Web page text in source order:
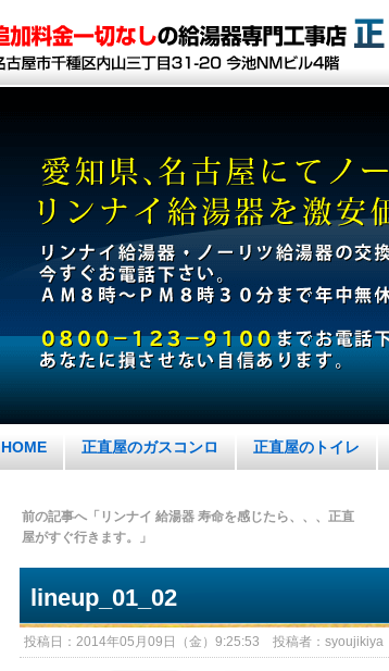
HOME 正直屋のガスコンロ 正直屋のトイレ
前の記事へ「リンナイ 給湯器 寿命を感じたら、、、正直
屋がすぐ行きます。」
lineup_01_02
投稿日：2014年05月09日（金）9:25:53 投稿者：syoujikiya